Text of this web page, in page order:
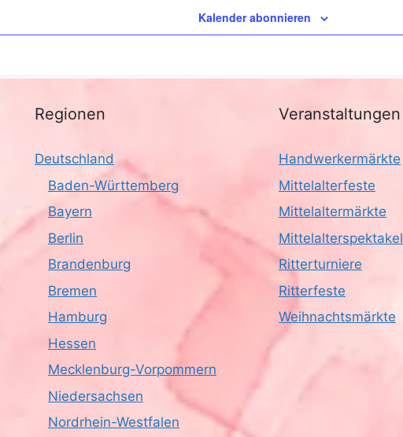
Kalender abonnieren
Regionen
Deutschland
Baden-Württemberg
Bayern
Berlin
Brandenburg
Bremen
Hamburg
Hessen
Mecklenburg-Vorpommern
Niedersachsen
Nordrhein-Westfalen
Veranstaltungen
Handwerkermärkte
Mittelalterfeste
Mittelaltermärkte
Mittelalterspektakel
Ritterturniere
Ritterfeste
Weihnachtsmärkte